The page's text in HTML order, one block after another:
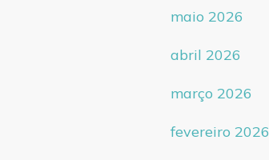
maio 2026
abril 2026
março 2026
fevereiro 2026